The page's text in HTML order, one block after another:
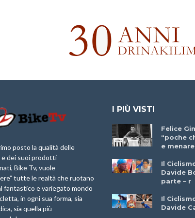
posto la qualità delle
e dei suoi prodotti
Bike Tv, vuole
tutte le realtà che ruotano
fantastico e variegato mondo
in ogni sua forma, sia
sia quella più
I PIÙ VISTI
Marathon 2025”
IX Ed. “Tra
Borghi&Castelli” –
Anteprima
1a Edizione
Granfondo
Felice
“poche
e
Il
Davide
parte – r
Il
Davide